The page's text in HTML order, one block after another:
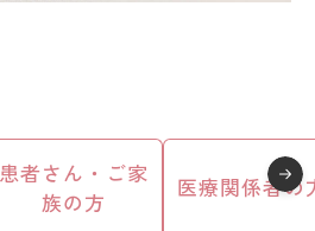
患者さん・ご家
族の方
医療関係者の